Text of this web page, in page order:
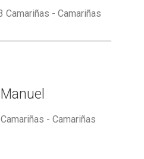
Camariñas - Camariñas
- Camariñas